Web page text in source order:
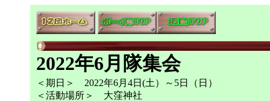
2022年6月隊集会
＜期日＞ 2022年6月4日(土）～5日（日）
＜活動場所＞ 大窪神社